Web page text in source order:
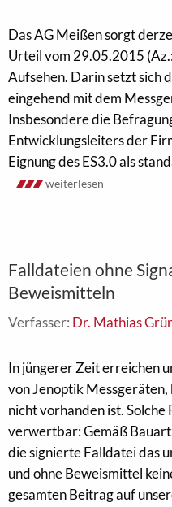
Das AG Meißen sorgt
Urteil vom 29.05.2015
Aufsehen. Darin setzt sich
eingehend mit dem
Insbesondere die
Entwicklungsleiters der
Eignung des ES3.0 als
weiterlesen
Falldateien ohne
Beweismitteln
Verfasser: Dr. Mathias
In jüngerer Zeit erreichen
von Jenoptik
nicht vorhanden ist.
verwertbar: Gemäß
die signierte Falldatei das
und ohne Beweismittel
gesamten Beitrag auf